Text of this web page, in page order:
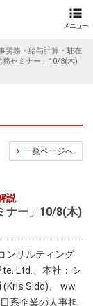
労務・給与計算・駐在
務セミナー」10/8(木)
一覧ページへ
説
ナー」10/8(木)
ンサルティング
Ltd.、本社：シ
Sidd)、 ww
系企業の人事担